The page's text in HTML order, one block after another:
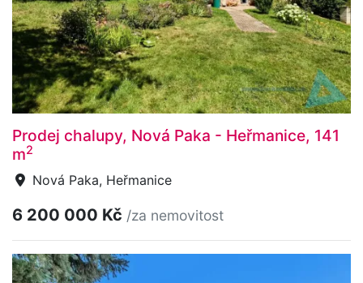
Prodej chalupy, Nová Paka - Heřmanice, 141
m2
Nová Paka, Heřmanice
6 200 000 Kč /za nemovitost